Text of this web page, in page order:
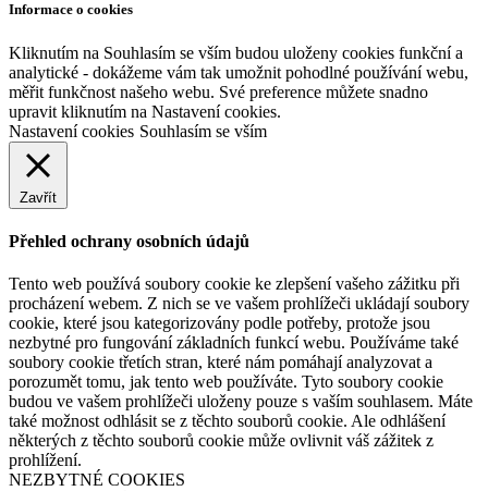
Informace o cookies
Kliknutím na Souhlasím se vším budou uloženy cookies funkční a
analytické - dokážeme vám tak umožnit pohodlné používání webu,
měřit funkčnost našeho webu. Své preference můžete snadno
upravit kliknutím na Nastavení cookies.
Nastavení cookies Souhlasím se vším
Zavřít
Přehled ochrany osobních údajů
Tento web používá soubory cookie ke zlepšení vašeho zážitku při
procházení webem. Z nich se ve vašem prohlížeči ukládají soubory
cookie, které jsou kategorizovány podle potřeby, protože jsou
nezbytné pro fungování základních funkcí webu. Používáme také
soubory cookie třetích stran, které nám pomáhají analyzovat a
porozumět tomu, jak tento web používáte. Tyto soubory cookie
budou ve vašem prohlížeči uloženy pouze s vaším souhlasem. Máte
také možnost odhlásit se z těchto souborů cookie. Ale odhlášení
některých z těchto souborů cookie může ovlivnit váš zážitek z
prohlížení.
NEZBYTNÉ COOKIES